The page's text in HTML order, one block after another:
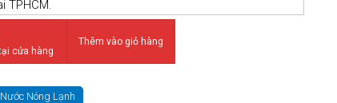
TPHCM.
Lạnh Cổ Cao số lượng
Thêm vào giỏ hàng
cửa hàng
Nóng Lạnh